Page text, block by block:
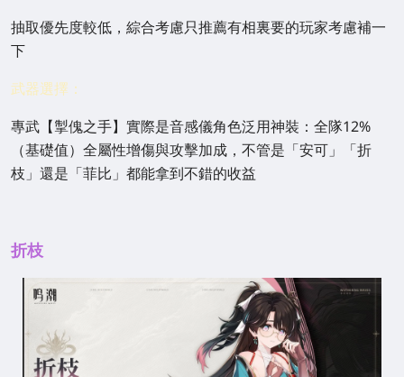
抽取優先度較低，綜合考慮只推薦有相裏要的玩家考慮補一
下
武器選擇：
專武【掣傀之手】實際是音感儀角色泛用神裝：全隊12%
（基礎值）全屬性增傷與攻擊加成，不管是「安可」「折
枝」還是「菲比」都能拿到不錯的收益
折枝